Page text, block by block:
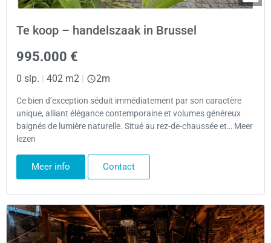
Te koop – handelszaak in Brussel
995.000 €
0 slp. | 402 m2 | 2m
Ce bien d’exception séduit immédiatement par son caractère
unique, alliant élégance contemporaine et volumes généreux
baignés de lumière naturelle. Situé au rez-de-chaussée et… Meer
lezen
Meer info Contact